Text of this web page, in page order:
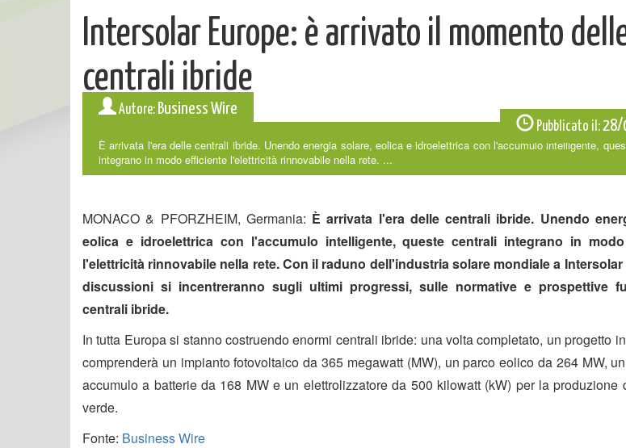
Intersolar Europe: è arrivato il momento
centrali ibride
Pubblicato il:28/
Autore: Business Wire
È arrivata l'era delle centrali ibride. Unendo energia solare, eolica e idroelettrica con l'accumulo intelligente,
integrano in modo efficiente l'elettricità rinnovabile nella rete. ...
MONACO & PFORZHEIM, Germania: È arrivata l'era delle centrali ibride. Unendo
eolica e idroelettrica con l'accumulo intelligente, queste centrali integrano in
l'elettricità rinnovabile nella rete. Con il raduno dell'industria solare mondiale a Intersolar
discussioni si incentreranno sugli ultimi progressi, sulle normative e prospettive
centrali ibride.
In tutta Europa si stanno costruendo enormi centrali ibride: una volta completato, un progetto
comprenderà un impianto fotovoltaico da 365 megawatt (MW), un parco eolico da 264 MW,
accumulo a batterie da 168 MW e un elettrolizzatore da 500 kilowatt (kW) per la produzione
verde.
Fonte: Business Wire